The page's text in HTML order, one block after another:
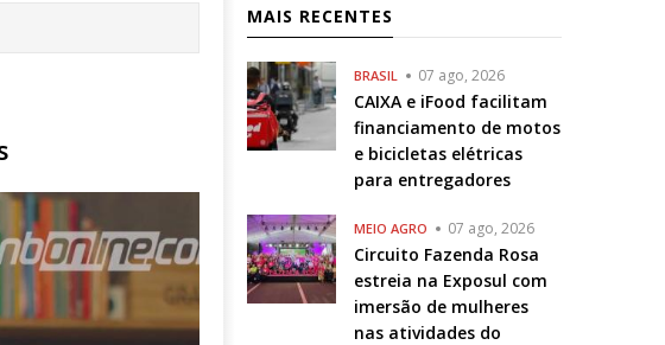
MAIS RECENTES
BRASIL 07 ago, 2026
CAIXA e iFood facilitam
financiamento de motos
e bicicletas elétricas
para entregadores
MEIO AGRO 07 ago, 2026
Circuito Fazenda Rosa
estreia na Exposul com
imersão de mulheres
nas atividades do